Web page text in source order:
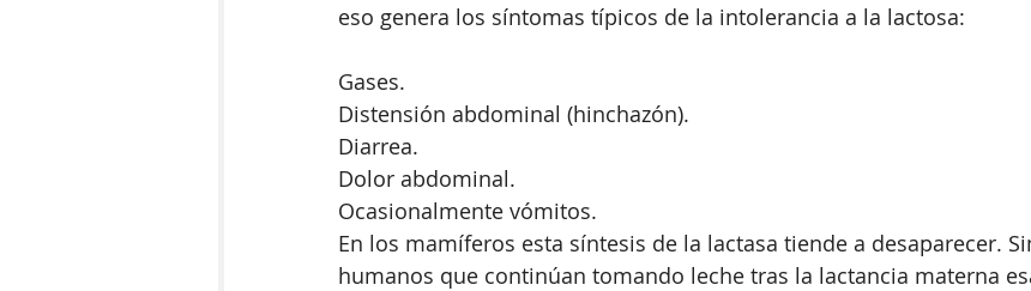
eso genera los síntomas típicos de la intolerancia a la lactosa:
Gases.
Distensión abdominal (hinchazón).
Diarrea.
Dolor abdominal.
Ocasionalmente vómitos.
En los mamíferos esta síntesis de la lactasa tiende a desaparecer.
humanos que continúan tomando leche tras la lactancia materna